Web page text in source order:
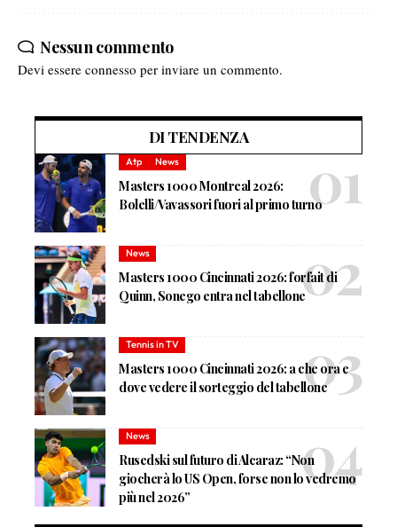
Nessun commento
Devi essere connesso per inviare un commento.
DI TENDENZA
Atp News
Masters 1000 Montreal 2026:
Bolelli/Vavassori fuori al primo turno
News
Masters 1000 Cincinnati 2026: forfait di
Quinn, Sonego entra nel tabellone
Tennis in TV
Masters 1000 Cincinnati 2026: a che ora e
dove vedere il sorteggio del tabellone
News
Rusedski sul futuro di Alcaraz: “Non
giocherà lo US Open, forse non lo vedremo
più nel 2026”